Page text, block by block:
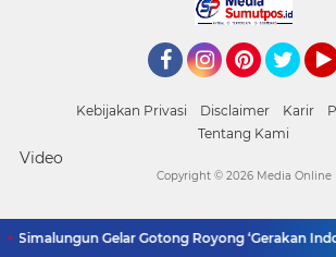
Kebijakan Privasi Disclaimer Karir
Tentang Kami
Video
Gelar Gotong Royong ‘Gerakan
Copyright © 2026 Media Online